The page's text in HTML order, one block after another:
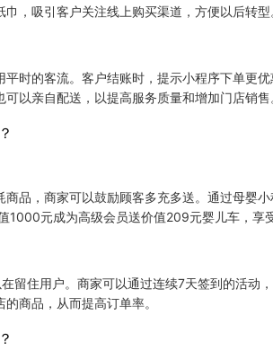
，吸引客户关注线上购买渠道，方便以后转型
平时的客流。客户结账时，提示小程序下单更
以亲自配送，以提高服务质量和增加门店销售
商品，商家可以鼓励顾客多充多送。通过母婴
1000元成为高级会员送价值209元婴儿车，享
留住用户。商家可以通过连续7天签到的活动
商品，从而提高订单率。